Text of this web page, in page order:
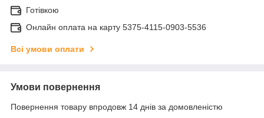
Готівкою
Онлайн оплата на карту 5375-4115-0903-5536
Всі умови оплати
Умови повернення
Повернення товару впродовж 14 днів за домовленістю